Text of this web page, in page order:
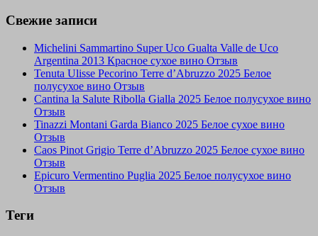
Свежие записи
Michelini Sammartino Super Uco Gualta Valle de Uco
Argentina 2013 Красное сухое вино Отзыв
Tenuta Ulisse Pecorino Terre d’Abruzzo 2025 Белое
полусухое вино Отзыв
Cantina la Salute Ribolla Gialla 2025 Белое полусухое вино
Отзыв
Tinazzi Montani Garda Bianco 2025 Белое сухое вино
Отзыв
Caos Pinot Grigio Terre d’Abruzzo 2025 Белое сухое вино
Отзыв
Epicuro Vermentino Puglia 2025 Белое полусухое вино
Отзыв
Теги